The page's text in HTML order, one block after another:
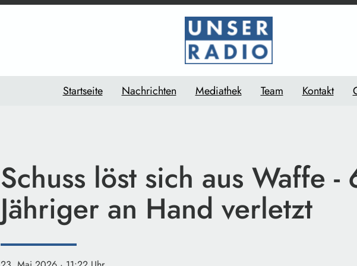
Startseite Nachrichten Mediathek Team Kontakt
Schuss löst sich aus Waffe -
Jähriger an Hand verletzt